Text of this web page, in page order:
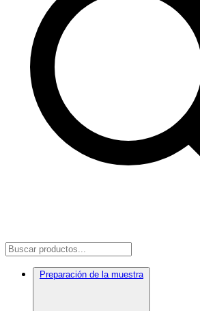
Preparación de la muestra